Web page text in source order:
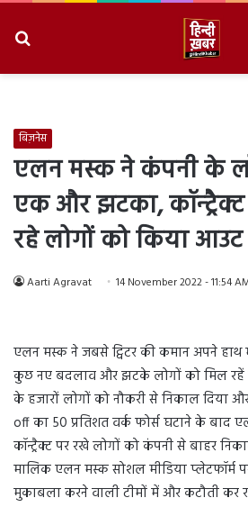
बिज़नेस
एलन मस्क ने कंपनी के
एक और झटका,
रहे लोगों को किया आउट
Aarti Agravat 14 November 2022 - 11:54
एलन मस्क ने जबसे ट्विटर की कमान अपने
कुछ नए बदलाव और झटके लोगों को मिल रहें
के हजारों लोगों को नौकरी से निकाल दिया
off का 50 प्रतिशत वर्क फोर्स घटाने के बाद
कॉन्ट्रैक्ट पर रखे लोगों को कंपनी से बाहर
मालिक एलन मस्क सोशल मीडिया प्लेटफॉर्म
मुकाबला करने वाली टीमों में और कटौती कर